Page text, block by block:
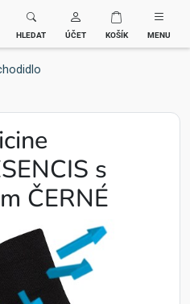
HLEDAT ÚČET KOŠÍK MENU
s
ČERNÉ